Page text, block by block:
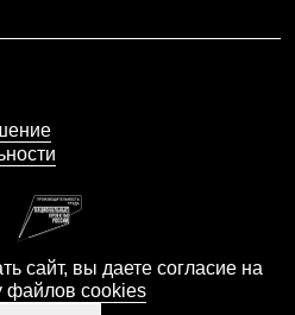
сайт, вы даете согласие на
файлов cookies